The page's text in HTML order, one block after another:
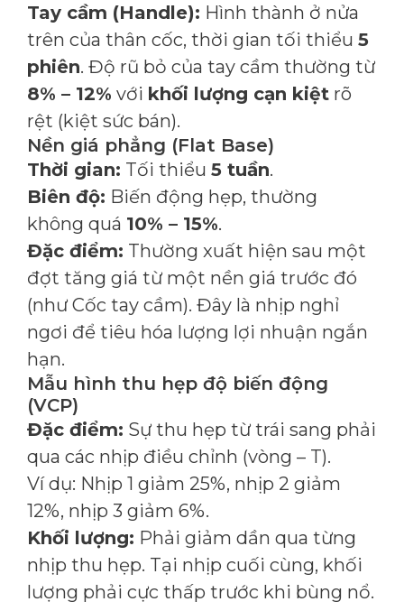
Tay cầm (Handle): Hình thành ở nửa
trên của thân cốc, thời gian tối thiểu 5
phiên. Độ rũ bỏ của tay cầm thường từ
8% – 12% với khối lượng cạn kiệt rõ
rệt (kiệt sức bán).
Nền giá phẳng (Flat Base)
Thời gian: Tối thiểu 5 tuần.
Biên độ: Biến động hẹp, thường
không quá 10% – 15%.
Đặc điểm: Thường xuất hiện sau một
đợt tăng giá từ một nền giá trước đó
(như Cốc tay cầm). Đây là nhịp nghỉ
ngơi để tiêu hóa lượng lợi nhuận ngắn
hạn.
Mẫu hình thu hẹp độ biến động
(VCP)
Đặc điểm: Sự thu hẹp từ trái sang phải
qua các nhịp điều chỉnh (vòng – T).
Ví dụ: Nhịp 1 giảm 25%, nhịp 2 giảm
12%, nhịp 3 giảm 6%.
Khối lượng: Phải giảm dần qua từng
nhịp thu hẹp. Tại nhịp cuối cùng, khối
lượng phải cực thấp trước khi bùng nổ.